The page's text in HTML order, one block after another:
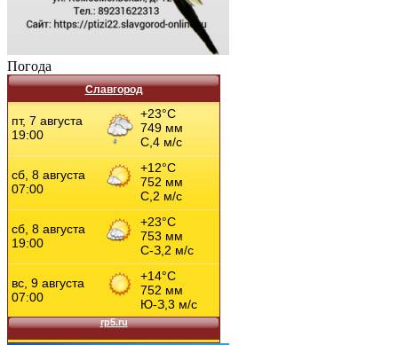
Погода
Славгород